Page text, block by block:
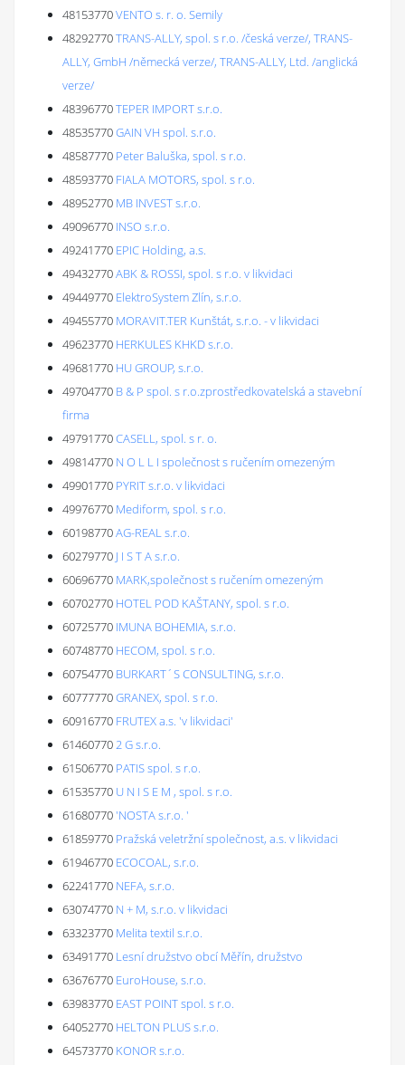
48153770VENTO s. r. o. Semily
48292770TRANS-ALLY, spol. s r.o. /česká verze/, TRANS-
ALLY, GmbH /německá verze/, TRANS-ALLY, Ltd. /anglická
verze/
48396770TEPER IMPORT s.r.o.
48535770GAIN VH spol. s.r.o.
48587770 Peter Baluška, spol. s r.o.
48593770 FIALA MOTORS, spol. s r.o.
48952770 MB INVEST s.r.o.
49096770 INSO s.r.o.
49241770 EPIC Holding, a.s.
49432770ABK & ROSSI, spol. s r.o. v likvidaci
49449770 ElektroSystem Zlín, s.r.o.
49455770 MORAVIT.TER Kunštát, s.r.o. - v likvidaci
49623770 HERKULES KHKD s.r.o.
49681770 HU GROUP, s.r.o.
49704770 B & P spol. s r.o.zprostředkovatelská a stavební
firma
49791770CASELL, spol. s r. o.
49814770 N O L L I společnost s ručením omezeným
49901770 PYRIT s.r.o. v likvidaci
49976770 Mediform, spol. s r.o.
60198770AG-REAL s.r.o.
60279770 J I S T A s.r.o.
60696770 MARK,společnost s ručením omezeným
60702770 HOTEL POD KAŠTANY, spol. s r.o.
60725770 IMUNA BOHEMIA, s.r.o.
60748770 HECOM, spol. s r.o.
60754770 BURKART´S CONSULTING, s.r.o.
60777770GRANEX, spol. s r.o.
60916770 FRUTEX a.s. 'v likvidaci'
614607702 G s.r.o.
61506770 PATIS spol. s r.o.
61535770 U N I S E M , spol. s r.o.
61680770'NOSTA s.r.o. '
61859770 Pražská veletržní společnost, a.s. v likvidaci
61946770 ECOCOAL, s.r.o.
62241770 NEFA, s.r.o.
63074770 N + M, s.r.o. v likvidaci
63323770 Melita textil s.r.o.
63491770 Lesní družstvo obcí Měřín, družstvo
63676770 EuroHouse, s.r.o.
63983770 EAST POINT spol. s r.o.
64052770 HELTON PLUS s.r.o.
64573770 KONOR s.r.o.